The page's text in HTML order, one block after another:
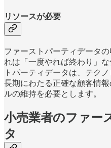
リソースが必要
ファーストパーティデータ
れは「一度やれば終わり」
トパーティデータは、テク
長期にわたる正確な顧客情
ルの維持を必要とします。
小売業者のファー
タ